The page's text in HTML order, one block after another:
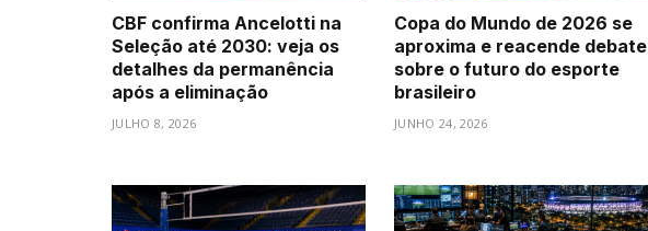
CBF confirma Ancelotti na
Seleção até 2030: veja os
detalhes da permanência
após a eliminação
JULHO 8, 2026
Copa do Mundo de 2026 se
aproxima e reacende debate
sobre o futuro do esporte
brasileiro
JUNHO 24, 2026